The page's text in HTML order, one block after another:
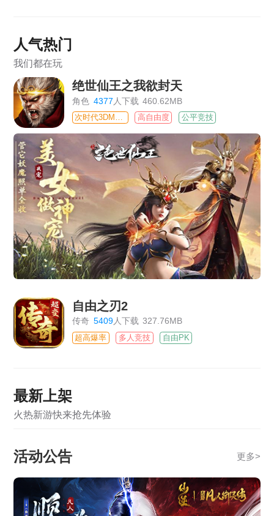
人气热门
我们都在玩
绝世仙王之我欲封天
角色 4377 人下载 460.62MB
高自由度 公平竞技
自由之刃2
传奇 5409人下载 327.76MB
超高爆率 多人竞技 自由PK
最新上架
火热新游快来抢先体验
活动公告 更多>